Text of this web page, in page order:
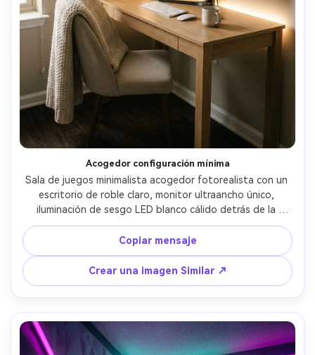
Acogedor configuración mínima
Sala de juegos minimalista acogedor fotorealista con un
escritorio de roble claro, monitor ultraancho único,
iluminación de sesgo LED blanco cálido detrás de la
pantalla, paredes beige neutras, una pequeña planta y
una taza de cerámica, tiro de punto suave en una silla
simple, arte de pared mínimo, piso limpio, luz cálida de la
ventana mezclada con brillo suave de la lámpara,
disparado en Canon R5, lente de 35 mm, f/2.0,
profundidad de campo poco profunda, sombras
naturales, foto interior editorial, grano realista, estado
de ánimo tranquilo- -ar 4:5
Copiar mensaje
Crear una imagen Similar ↗